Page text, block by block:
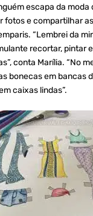
escapa da moda
fotos e compartilhar
“Lembrei da
recortar, pintar
conta Marília. “No
bonecas em bancas
caixas lindas”.